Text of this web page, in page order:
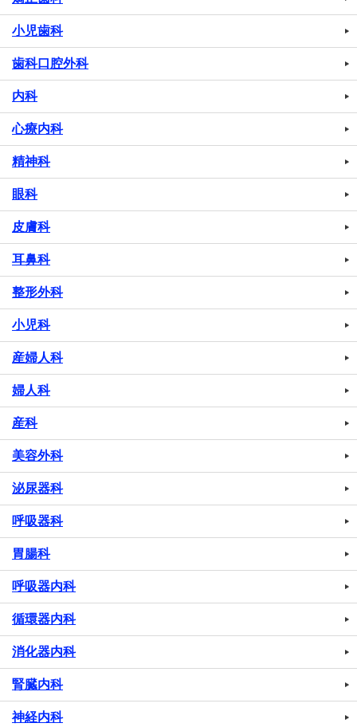
小児歯科
歯科口腔外科
内科
心療内科
精神科
眼科
皮膚科
耳鼻科
整形外科
小児科
産婦人科
婦人科
産科
美容外科
泌尿器科
呼吸器科
胃腸科
呼吸器内科
循環器内科
消化器内科
腎臓内科
神経内科